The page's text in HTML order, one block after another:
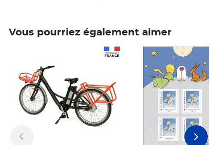
Vous pourriez également aimer
Prix 6,25€ HT